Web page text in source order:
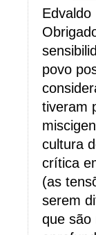
Edvaldo
povo
tiveram
cultura
crítica
(as
serem
que são